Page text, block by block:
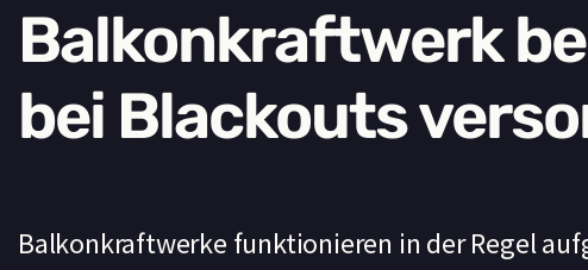
Balkonkraftwerk
bei Blackouts
Balkonkraftwerke funktionieren in der Regel